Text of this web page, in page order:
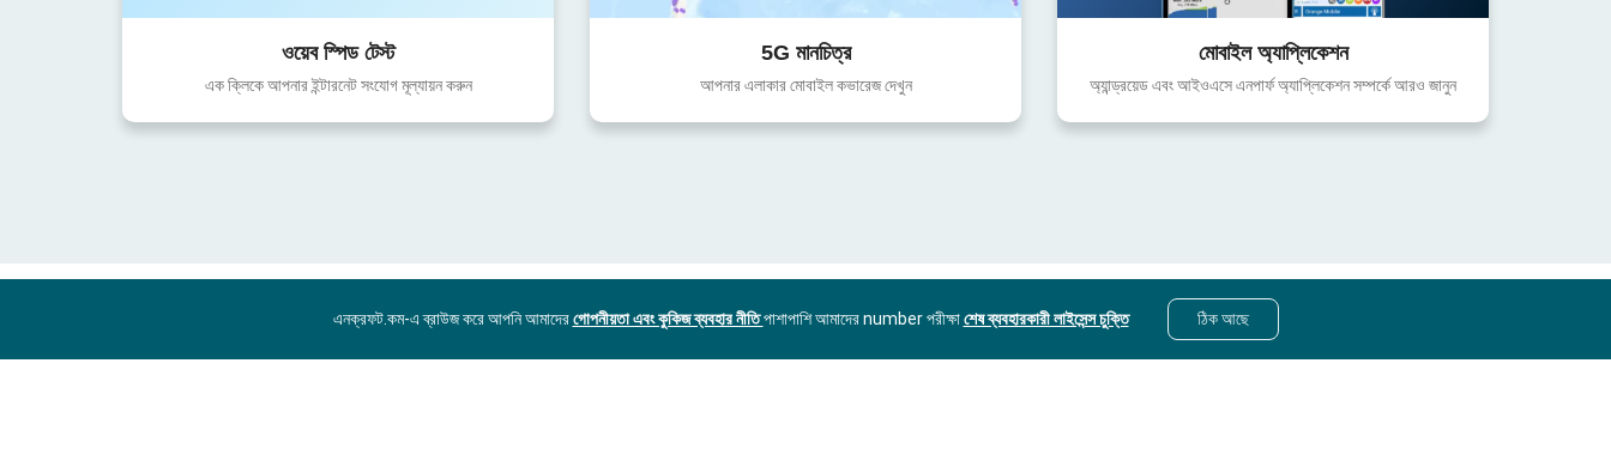
ওয়েব স্পিড টেস্ট
এক ক্লিকে আপনার ইন্টারনেট সংযোগ মূল্যায়ন করুন
5G মানচিত্র
আপনার এলাকার মোবাইল কভারেজ দেখুন
মোবাইল অ্যাপ্লিকেশন
অ্যান্ড্রয়েড এবং আইওএসে এনপার্ফ অ্যাপ্লিকেশন সম্পর্কে আরও জানুন
এনক্রফট.কম-এ ব্রাউজ করে আপনি আমাদেরগোপনীয়তা এবং কুকিজ ব্যবহার নীতিপাশাপাশি আমাদের number পরীক্ষাশেষ ব্যবহারকারী লাইসেন্স চুক্তি ঠিক আছে